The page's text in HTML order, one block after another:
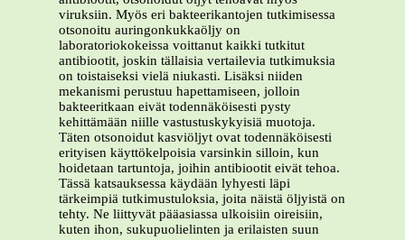
viruksiin. Myös eri bakteerikantojen tutkimisessa
otsonoitu auringonkukkaöljy on
laboratoriokokeissa voittanut kaikki tutkitut
antibiootit, joskin tällaisia vertailevia tutkimuksia
on toistaiseksi vielä niukasti. Lisäksi niiden
mekanismi perustuu hapettamiseen, jolloin
bakteeritkaan eivät todennäköisesti pysty
kehittämään niille vastustuskykyisiä muotoja.
Täten otsonoidut kasviöljyt ovat todennäköisesti
erityisen käyttökelpoisia varsinkin silloin, kun
hoidetaan tartuntoja, joihin antibiootit eivät tehoa.
Tässä katsauksessa käydään lyhyesti läpi
tärkeimpiä tutkimustuloksia, joita näistä öljyistä on
tehty. Ne liittyvät pääasiassa ulkoisiin oireisiin,
kuten ihon, sukupuolielinten ja erilaisten suun